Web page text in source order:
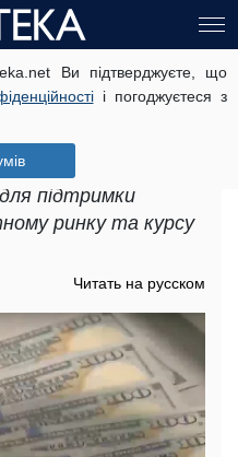
Ви підтверджуєте, що
і погоджуєтеся з
НБУ озвучили
долара до
підтримки
ринку та курсу
Читать на русском